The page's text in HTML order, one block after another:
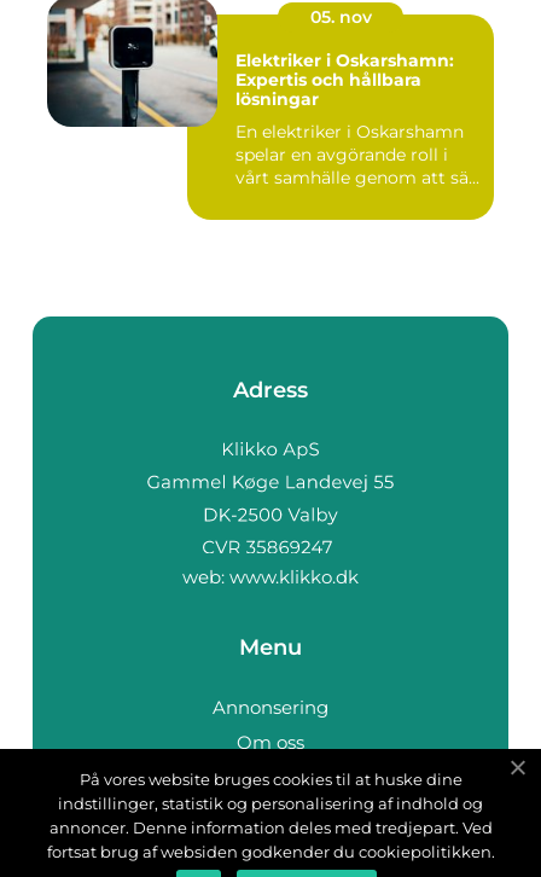
05. nov
Elektriker i Oskarshamn:
Expertis och hållbara
lösningar
En elektriker i Oskarshamn
spelar en avgörande roll i
vårt samhälle genom att sä...
Adress
web: www.klikko.dk
Menu
Annonsering
Om oss
Cookies
Kontakta oss
Sitemap
På vores website bruges cookies til at huske dine
indstillinger, statistik og personalisering af indhold og
annoncer. Denne information deles med tredjepart. Ved
fortsat brug af websiden godkender du cookiepolitikken.